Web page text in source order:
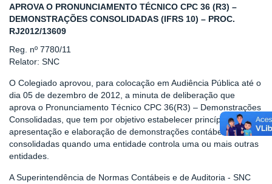
APROVA O PRONUNCIAMENTO TÉCNICO CPC 36 (R3) –
DEMONSTRAÇÕES CONSOLIDADAS (IFRS 10) – PROC.
RJ2012/13609
Reg. nº 7780/11
Relator: SNC
O Colegiado aprovou, para colocação em Audiência Pública até o
dia 05 de dezembro de 2012, a minuta de deliberação que
aprova o Pronunciamento Técnico CPC 36(R3) – Demonstrações
Consolidadas, que tem por objetivo estabelecer princípios para
apresentação e elaboração de demonstrações contábeis
consolidadas quando uma entidade controla uma ou mais outras
entidades.
A Superintendência de Normas Contábeis e de Auditoria - SNC